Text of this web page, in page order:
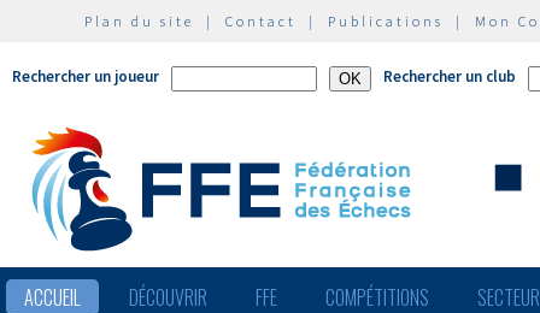
Plan du site | Contact | Publications | Mon
Rechercher un joueur Rechercher un club
ACCUEIL DÉCOUVRIR FFE COMPÉTITIONS